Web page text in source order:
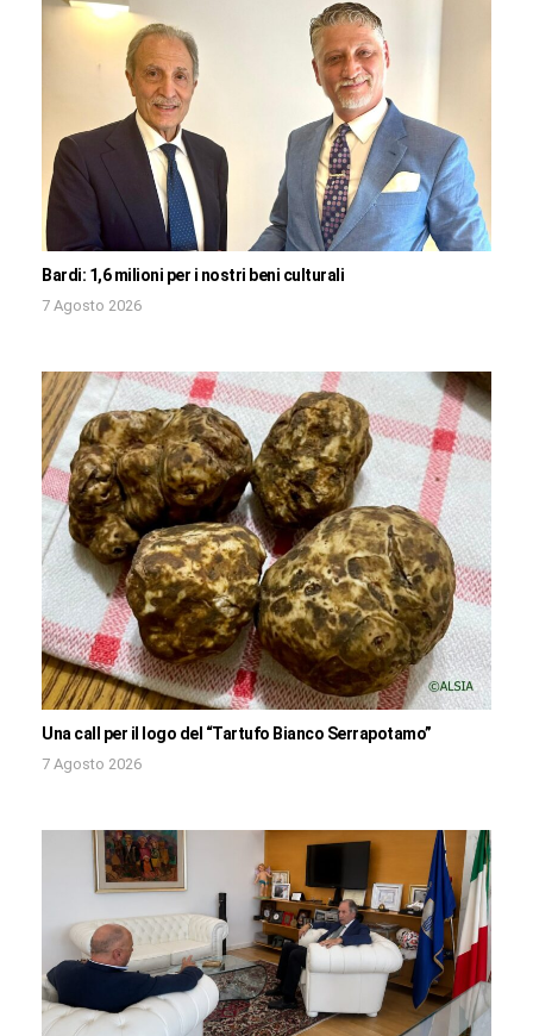
Bardi: 1,6 milioni per i nostri beni culturali
7 Agosto 2026
Una call per il logo del “Tartufo Bianco Serrapotamo”
7 Agosto 2026